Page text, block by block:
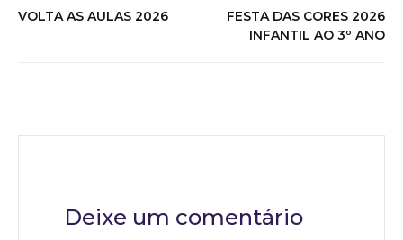
VOLTA AS AULAS 2026
FESTA DAS CORES 2026
INFANTIL AO 3º ANO
Deixe um comentário